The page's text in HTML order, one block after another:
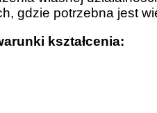
gdzie potrzebna jest
kształcenia: